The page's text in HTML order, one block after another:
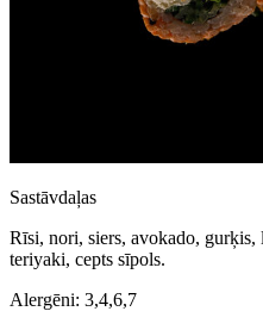
Sastāvdaļas
Rīsi, nori, siers, avokado, gurķis,
teriyaki, cepts sīpols.
Alergēni: 3,4,6,7